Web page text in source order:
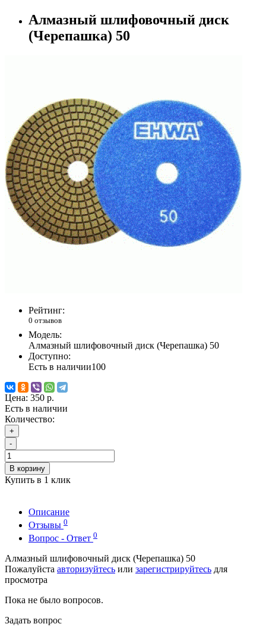
Алмазный шлифовочный диск
(Черепашка) 50
Рейтинг:
0 отзывов
Модель:
Алмазный шлифовочный диск (Черепашка) 50
Доступно:
Есть в наличии100
Цена: 350 р.
Есть в наличии
Количество:
+
-
В корзину
Купить в 1 клик
Описание
Отзывы 0
Вопрос - Ответ 0
Алмазный шлифовочный диск (Черепашка) 50
Пожалуйста авторизуйтесь или зарегистрируйтесь для
просмотра
Пока не было вопросов.
Задать вопрос